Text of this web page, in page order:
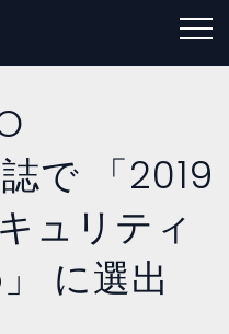
で 「2019
ュリティ
に選出